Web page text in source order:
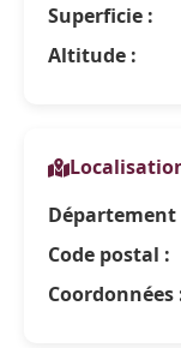
Superficie :
Altitude :
Département
Code postal :
Coordonnées